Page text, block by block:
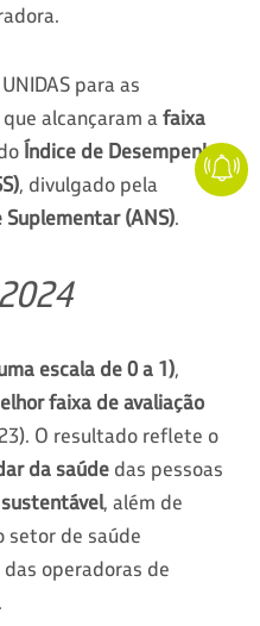
para as
alcançaram afaixa
Índice de Desempenho
, divulgado pela
(ANS).
escala de 0 a 1),
faixa de avaliação
O resultado reflete o
da saúde das pessoas
sustentável, além de
setor de saúde
operadoras de